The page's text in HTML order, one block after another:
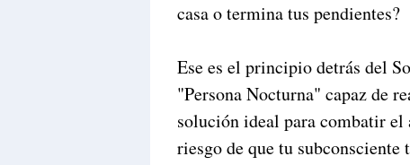
casa o termina tus pendientes?
Ese es el principio detrás del
"Persona Nocturna" capaz de
solución ideal para combatir
riesgo de que tu